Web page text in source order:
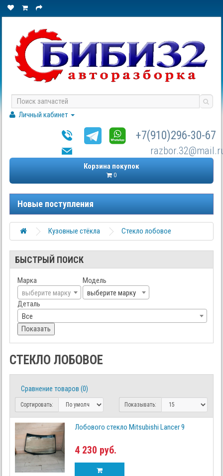
Личный кабинет
+7(910)296-30-67
Корзина покупок
0
Новые поступления
Кузовные стёкла Стекло лобовое
БЫСТРЫЙ ПОИСК
Марка
выберите марку
Модель
выберите марку
Деталь
Все
Показать
СТЕКЛО ЛОБОВОЕ
Сравнение товаров (0)
Сортировать: Показывать:
Лобового стекло Mitsubishi Lancer 9
4 230 руб.